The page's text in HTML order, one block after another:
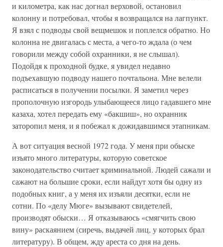
и километра, как нас догнал верховой, остановил
колонну и потребовал, чтобы я возвращался на лагпункт.
Я взял с подводы свой вещмешок и поплелся обратно. Но
колонна не двигалась с места, а чего-то ждала (о чем
говорили между собой охранники, я не слышал).
Подойдя к проходной будке, я увидел недавно
подъехавшую подводу нашего почтальона. Мне велели
расписаться в получении посылки. Я заметил через
прополочную изгородь улыбающееся лицо гадавшего мне
казаха, хотел передать ему «бакшиш», но охранник
заторопил меня, и я побежал к дожидавшимся этапникам.
А вот ситуация весной 1972 года. У меня при обыске
изъято много литературы, которую советское
законодательство считает криминальной. Людей сажали и
сажают на большие сроки, если найдут хотя бы одну из
подобных книг, а у меня их изъяли десятки, если не
сотни. По «делу Мюге» вызывают свидетелей,
производят обыски… Я отказываюсь «смягчить свою
вину» раскаянием (сиречь, выдачей лиц, у которых брал
литературу). В общем, жду ареста со дня на день.